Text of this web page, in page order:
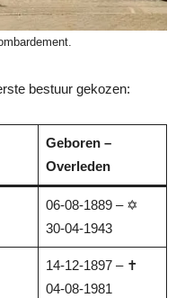
bestuur gekozen:
Geboren –
Overleden
06-08-1889 – ✡
30-04-1943
14-12-1897 – ✝
04-08-1981